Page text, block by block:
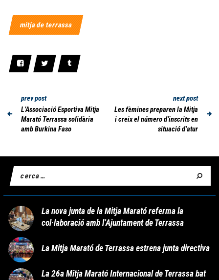
mitja de terrassa
prev post
L’Associació Esportiva Mitja
Marató Terrassa solidària
amb Burkina Faso
next post
Les fèmines preparen la Mitja
i creix el número d’inscrits en
situació d’atur
La nova junta de la Mitja Marató referma la
col·laboració amb l’Ajuntament de Terrassa
La Mitja Marató de Terrassa estrena junta directiva
La 26a Mitja Marató Internacional de Terrassa bat